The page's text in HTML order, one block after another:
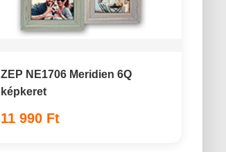
ZEP NE1706 Meridien 6Q
képkeret
11 990 Ft